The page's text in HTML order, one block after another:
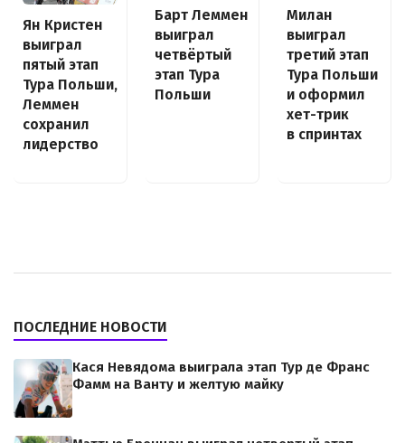
Ян Кристен
выиграл
пятый этап
Тура Польши,
Леммен
сохранил
лидерство
Барт Леммен
выиграл
четвёртый
этап Тура
Польши
Милан
выиграл
третий этап
Тура Польши
и оформил
хет-трик
в спринтах
ПОСЛЕДНИЕ НОВОСТИ
Кася Невядома выиграла этап Тур де Франс
Фамм на Ванту и желтую майку